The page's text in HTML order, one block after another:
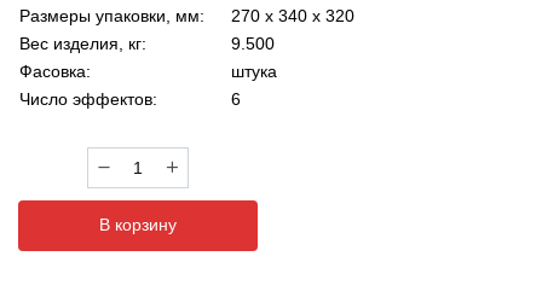
Размеры упаковки, мм:
270 х 340 х 320
Вес изделия, кг:
9.500
Фасовка:
штука
Число эффектов:
6
Количество
товара
Р7540
В корзину